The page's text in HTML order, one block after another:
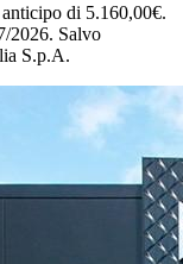
di 5.160,00€.
2026. Salvo
S.p.A.